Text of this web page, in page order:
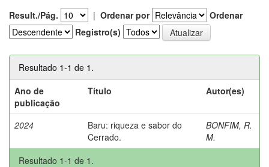
Result./Pág. | Ordenar por
Ordenar
Registro(s)
Resultado 1-1 de 1.
Ano de
publicação
Título Autor(es)
2024
Baru: riqueza e sabor do
Cerrado.
BONFIM, R.
M.
Resultado 1-1 de 1.